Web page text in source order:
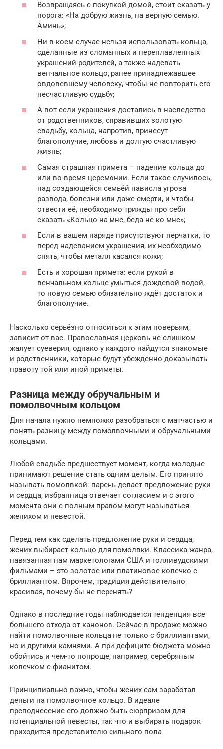
Возвращаясь с покупкой домой, стоит сказать у
порога: «На добрую жизнь, на верную семью.
Аминь»;
Ни в коем случае нельзя использовать кольца,
сделанные из сломанных и переплавленных
украшений родителей, а также надевать
венчальное кольцо, ранее принадлежавшее
овдовевшему человеку, чтобы не повторить его
несчастливую судьбу;
А вот если украшения достались в наследство
от родственников, справивших золотую
свадьбу, кольца, напротив, принесут
благополучие, любовь и долгую счастливую
жизнь;
Самая страшная примета – падение кольца до
или во время церемонии. Если такое случилось,
над создающейся семьёй нависла угроза
развода, болезни или даже смерти, и чтобы
отвести её, необходимо трижды про себя
сказать «Кольцо на мне, беда не ко мне»;
Если в вашем наряде присутствуют перчатки, то
перед надеванием украшения, их необходимо
снять, чтобы металл касался кожи;
Есть и хорошая примета: если рукой в
венчальном кольце умыться дождевой водой,
то новую семью обязательно ждёт достаток и
благополучие.
Насколько серьёзно относиться к этим поверьям,
зависит от вас. Православная церковь не слишком
жалует суеверия, однако у каждого найдутся знакомые
и родственники, которые будут убежденно доказывать
правоту той или иной приметы.
Разница между обручальным и
помолвочным кольцом
Для начала нужно немножко разобраться с матчастью и
понять разницу между помолвочными и обручальными
кольцами.
Любой свадьбе предшествует момент, когда молодые
принимают решение стать одним целым. Его принято
называть помолвкой: парень делает предложение руки
и сердца, избранница отвечает согласием и с этого
момента они с полным правом могут называться
женихом и невестой.
Перед тем как сделать предложение руки и сердца,
жених выбирает кольцо для помолвки. Классика жанра,
навязанная нам маркетологами США и голливудскими
фильмами – это золотое или платиновое колечко с
бриллиантом. Впрочем, традиция действительно
красивая, почему бы не перенять?
Однако в последние годы наблюдается тенденция все
большего отхода от канонов. Сейчас в продаже можно
найти помолвочные кольца не только с бриллиантами,
но и другими камнями. А при дефиците бюджета можно
обойтись и чем-то попроще, например, серебряным
колечком с фианитом.
Принципиально важно, чтобы жених сам заработал
деньги на помолвочное кольцо. В идеале
преподнесение его должно быть сюрпризом для
потенциальной невесты, так что и выбирать подарок
приходится представителю сильного пола